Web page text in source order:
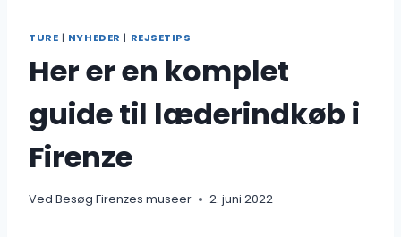
TURE | NYHEDER | REJSETIPS
Her er en komplet
guide til læderindkøb i
Firenze
Ved Besøg Firenzes museer 2. juni 2022